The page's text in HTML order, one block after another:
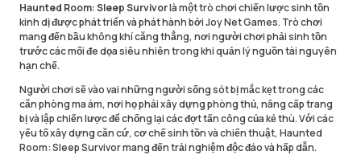
Haunted Room: Sleep Survivorlà một trò chơi chiến lược sinh tồn
kinh dị được phát triển và phát hành bởi Joy Net Games. Trò chơi
mang đến bầu không khí căng thẳng, nơi người chơi phải sinh tồn
trước các mối đe dọa siêu nhiên trong khi quản lý nguồn tài nguyên
hạn chế.
Người chơi sẽ vào vai những người sống sót bị mắc kẹt trong các
căn phòng ma ám, nơi họ phải xây dựng phòng thủ, nâng cấp trang
bị và lập chiến lược để chống lại các đợt tấn công của kẻ thù. Với các
yếu tố xây dựng căn cứ, cơ chế sinh tồn và chiến thuật, Haunted
Room: Sleep Survivor mang đến trải nghiệm độc đáo và hấp dẫn.